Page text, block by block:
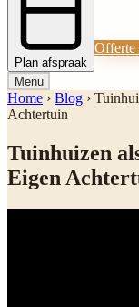
Plan afspraak
Offerte
Menu
Home › Blog ›
Achtertuin
Tuinhuizen
Eigen